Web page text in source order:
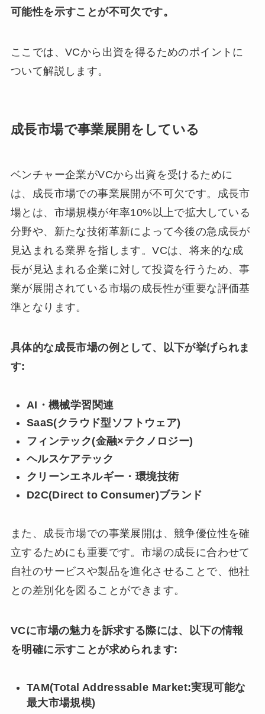
可能性を示すことが不可欠です。
ここでは、VCから出資を得るためのポイントに
ついて解説します。
成長市場で事業展開をしている
ベンチャー企業がVCから出資を受けるために
は、成長市場での事業展開が不可欠です。成長市
場とは、市場規模が年率10%以上で拡大している
分野や、新たな技術革新によって今後の急成長が
見込まれる業界を指します。VCは、将来的な成
長が見込まれる企業に対して投資を行うため、事
業が展開されている市場の成長性が重要な評価基
準となります。
具体的な成長市場の例として、以下が挙げられま
す:
AI・機械学習関連
SaaS(クラウド型ソフトウェア)
フィンテック(金融×テクノロジー)
ヘルスケアテック
クリーンエネルギー・環境技術
D2C(Direct to Consumer)ブランド
また、成長市場での事業展開は、競争優位性を確
立するためにも重要です。市場の成長に合わせて
自社のサービスや製品を進化させることで、他社
との差別化を図ることができます。
VCに市場の魅力を訴求する際には、以下の情報
を明確に示すことが求められます:
TAM(Total Addressable Market:実現可能な
最大市場規模)